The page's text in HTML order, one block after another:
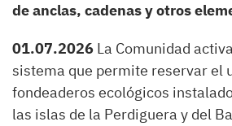
de anclas, cadenas y otros
01.07.2026 La Comunidad
sistema que permite reservar el
fondeaderos ecológicos
las islas de la Perdiguera y del